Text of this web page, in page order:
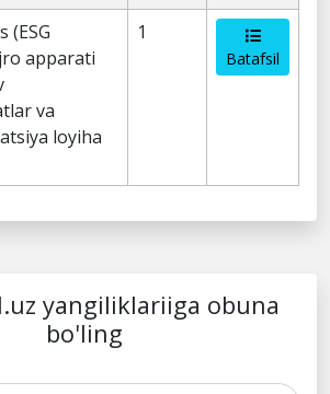
(ESG
apparati
va
loyiha
1
Batafsil
yangiliklariiga obuna
bo'ling